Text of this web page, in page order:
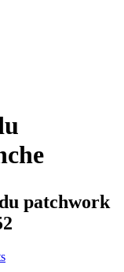
patchwork